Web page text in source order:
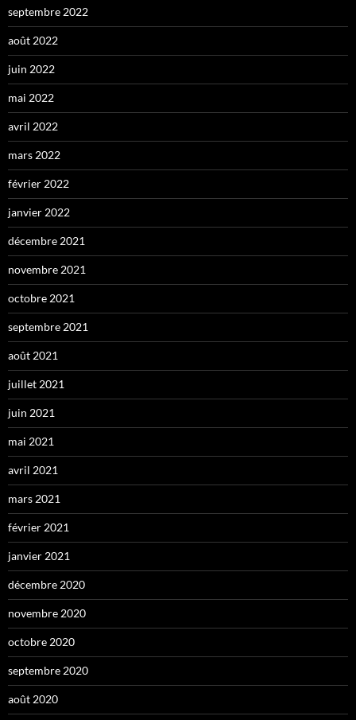
septembre 2022
août 2022
juin 2022
mai 2022
avril 2022
mars 2022
février 2022
janvier 2022
décembre 2021
novembre 2021
octobre 2021
septembre 2021
août 2021
juillet 2021
juin 2021
mai 2021
avril 2021
mars 2021
février 2021
janvier 2021
décembre 2020
novembre 2020
octobre 2020
septembre 2020
août 2020